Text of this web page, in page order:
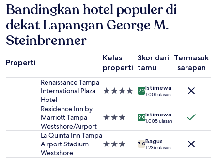
terakhir
berdasarkan
pencarian
1
malam
tamu
ketersediaan
Ketentuan
tambahan
Bandingkan hotel populer di
dekat Lapangan George M.
Steinbrenner
Properti
Kelas
properti
Skor dari
tamu
Termasuk
sarapan
Renaissance Tampa
International Plaza
Hotel
Properti
9.2Istimewa
1.001 ulasan
Residence Inn by
Marriott Tampa
Westshore/Airport
Properti
9.0Istimewa
1.005 ulasan
La Quinta Inn Tampa
Airport Stadium
Westshore
Properti
7.0Bagus
1.236 ulasan